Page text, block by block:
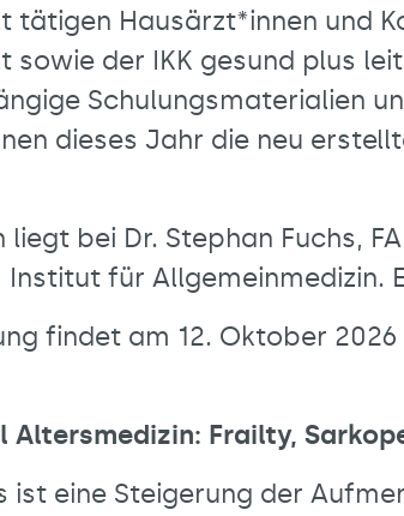
tätigen Hausärzt*innen und
sowie der IKK gesund plus
Schulungsmaterialien
dieses Jahr die neu
bei Dr. Stephan Fuchs,
für Allgemeinmedizin.
findet am 12. Oktober
Altersmedizin: Frailty,
ist eine Steigerung der